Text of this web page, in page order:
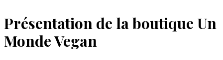
Présentation de la boutique Un
Monde Vegan